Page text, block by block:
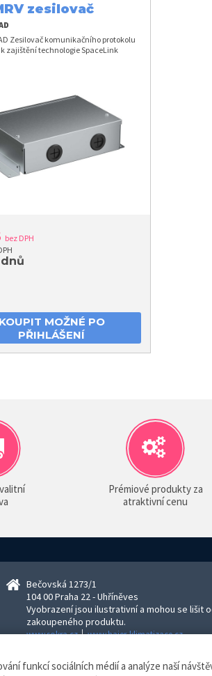
zesilovač
Zesilovač komunikačního protokolu
k zajištění technologie SpaceLink
bez DPH
KOUPIT MOŽNÉ PO
PŘIHLÁŠENÍ
Prémiové produkty za
atraktivní cenu
Bečovská 1273/1
104 00 Praha 22 - Uhříněves
Vyobrazení jsou ilustrativní a mohou se lišit
zakoupeného produktu.
www.sokra.cz│www.haier-klimatizace.cz
funkcí sociálních médií a analýze naší